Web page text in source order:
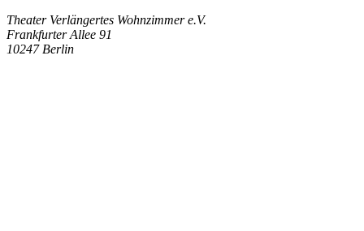
Theater Verlängertes Wohnzimmer e.V.
Frankfurter Allee 91
10247 Berlin